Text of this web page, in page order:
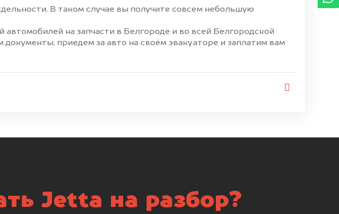
В таком случае вы получите совсем небольшую
на запчасти в Белгороде и во всей Белгородской
приедем за авто на своём эвакуаторе и заплатим вам
Jetta на разбор?